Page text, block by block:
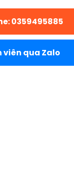
0359495885
viên qua Zalo